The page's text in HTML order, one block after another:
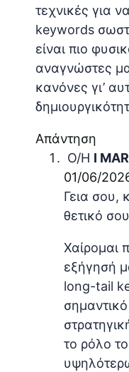
τεχνικές για
keywords
είναι πιο
αναγνώστες
κανόνες γι’
Απάντηση
Ο/Η I
01/06/
Γεια σου,
θετικό
Χαίρομαι
εξήγησή
long-tail
το ρόλο